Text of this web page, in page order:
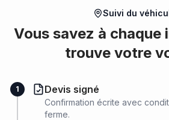
Suivi du
Vous savez à chaque
trouve votre
1 Devis signé
Confirmation écrite avec
ferme.